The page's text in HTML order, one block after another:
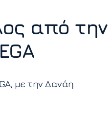
από την
με την Δανάη